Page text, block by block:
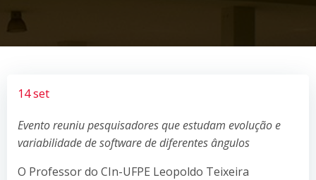
14 set
Evento reuniu pesquisadores que estudam evolução e
variabilidade de software de diferentes ângulos
O Professor do CIn-UFPE Leopoldo Teixeira